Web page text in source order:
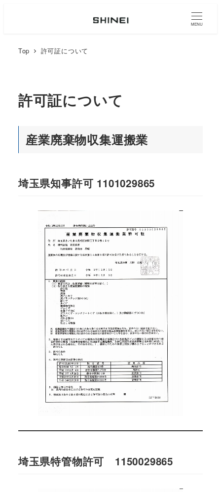
MENU
Top 許可証について
許可証について
産業廃棄物収集運搬業
埼玉県知事許可 1101029865
埼玉県特管物許可 1150029865